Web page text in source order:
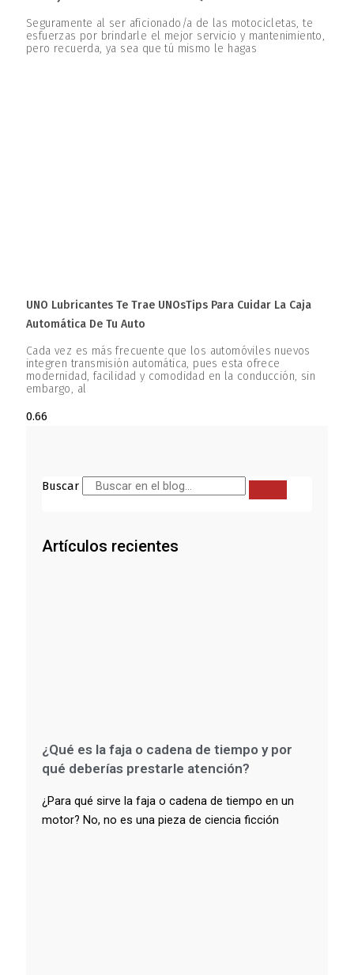
Seguramente al ser aficionado/a de las motocicletas, te
esfuerzas por brindarle el mejor servicio y mantenimiento,
pero recuerda, ya sea que tú mismo le hagas
UNO Lubricantes Te Trae UNOsTips Para Cuidar La Caja
Automática De Tu Auto
Cada vez es más frecuente que los automóviles nuevos
integren transmisión automática, pues esta ofrece
modernidad, facilidad y comodidad en la conducción, sin
embargo, al
Buscar
Artículos recientes
¿Qué es la faja o cadena de tiempo y por
qué deberías prestarle atención?
¿Para qué sirve la faja o cadena de tiempo en un
motor? No, no es una pieza de ciencia ficción